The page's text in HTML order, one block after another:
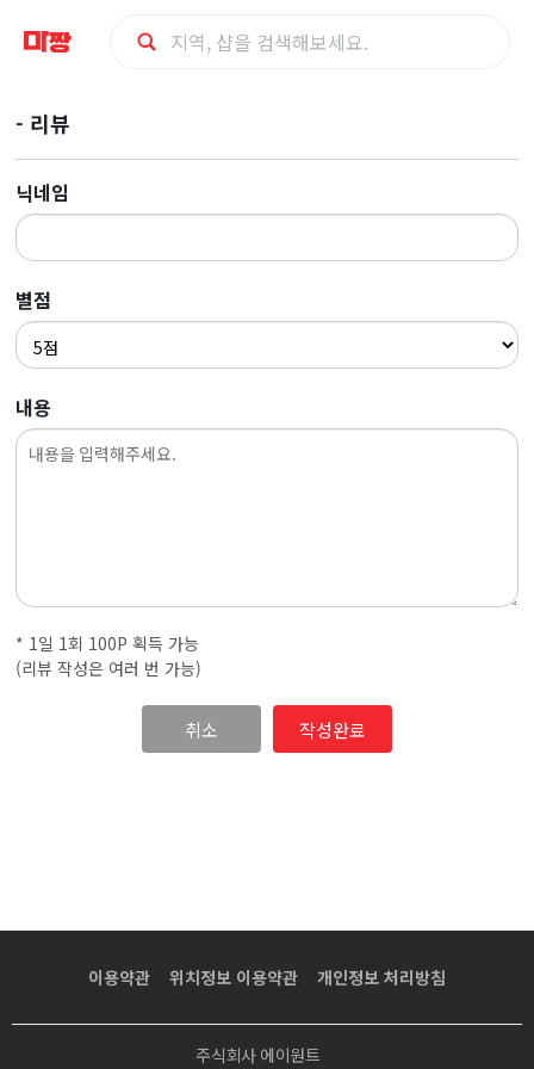
마
사
지
최
저
가
예
내
근
지
가
- 리뷰
닉네임
별점
내용
* 1일 1회 100P 획득 가능
(리뷰 작성은 여러 번 가능)
취소
이용약관 위치정보 이용약관 개인정보 처리방침
주식회사 에이원트